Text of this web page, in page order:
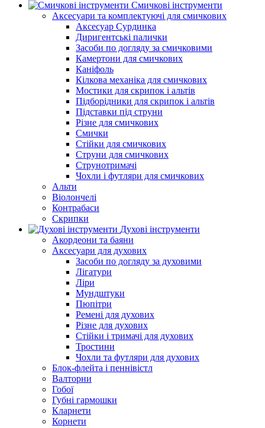
Смичкові інструменти
Аксесуари та комплектуючі для смичкових
Аксесуар Сурдинка
Диригентські палички
Засоби по догляду за смичковими
Камертони для смичкових
Каніфоль
Кілкова механіка для смичкових
Мостики для скрипок і альтів
Підборiдники для скрипок і альтів
Підставки під струни
Різне для смичкових
Смички
Стійки для смичкових
Струни для смичкових
Струнотримачі
Чохли і футляри для смичкових
Альти
Віолончелі
Контрабаси
Скрипки
Духові інструменти
Акордеони та баяни
Аксесуари для духових
Засоби по догляду за духовими
Лігатури
Ліри
Мундштуки
Пюпітри
Ремені для духових
Різне для духових
Стійки і тримачі для духових
Тростини
Чохли та футляри для духових
Блок-флейта і пеннівістл
Валторни
Гобої
Губні гармошки
Кларнети
Корнети